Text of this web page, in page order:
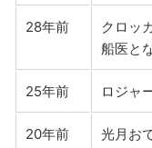
28年前
クロッ
船医と
25年前 ロジャ
20年前 光月お